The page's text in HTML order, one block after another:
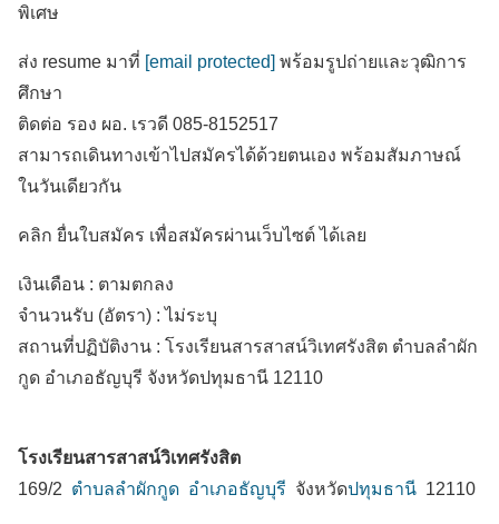
พิเศษ
ส่ง resume มาที่ [email protected] พร้อมรูปถ่ายและวุฒิการ
ศึกษา
ติดต่อ รอง ผอ. เรวดี 085-8152517
สามารถเดินทางเข้าไปสมัครได้ด้วยตนเอง พร้อมสัมภาษณ์
ในวันเดียวกัน
คลิก ยื่นใบสมัคร เพื่อสมัครผ่านเว็บไซต์ ได้เลย
เงินเดือน : ตามตกลง
จำนวนรับ (อัตรา) : ไม่ระบุ
สถานที่ปฏิบัติงาน : โรงเรียนสารสาสน์วิเทศรังสิต ตำบลลำผัก
กูด อำเภอธัญบุรี จังหวัดปทุมธานี 12110
โรงเรียนสารสาสน์วิเทศรังสิต
169/2 ตำบลลำผักกูด อำเภอธัญบุรี จังหวัดปทุมธานี 12110